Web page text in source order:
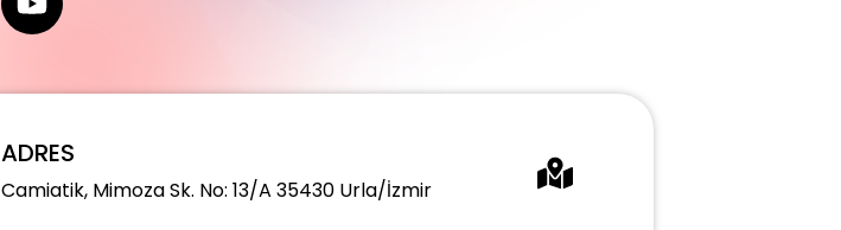
ADRES
Camiatik, Mimoza Sk. No: 13/A 35430 Urla/İzmir